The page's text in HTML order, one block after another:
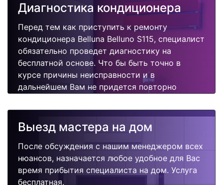
Диагностика кондиционера
Перед тем как приступить к ремонту
кондиционера Belluna Belluno S115, специалист
обязательно проведет диагностику на
бесплатной основе. Что бы быть точно в
курсе причины неисправности и в
дальнейшем Вам не придется повторно
поломок.
Выезд мастера на дом
После обсуждения с нашим менеджером всех
нюансов, назначается любое удобное для Вас
время прибытия специалиста на дом. Услуга
бесплатная.